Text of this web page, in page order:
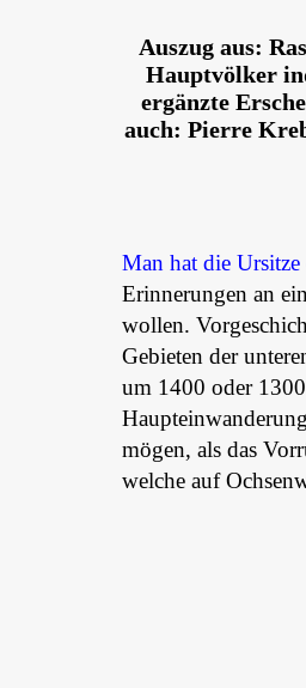
Auszug aus:
Hauptvölker
ergänzte
auch: Pierre
Man hat die
Erinnerungen an
wollen.
Gebieten der
um 1400 oder
mögen, als das
welche auf